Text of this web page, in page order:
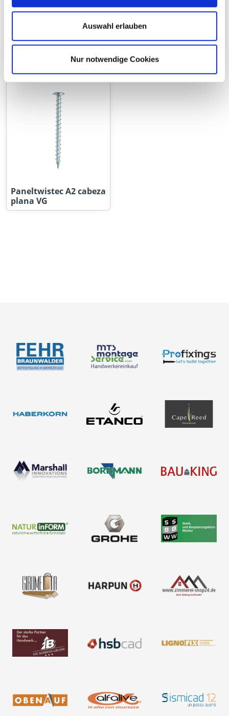
Auswahl erlauben
Nur notwendige Cookies
Paneltwistec AG,
TX40
Paneltwistec A2 cabeza
plana VG